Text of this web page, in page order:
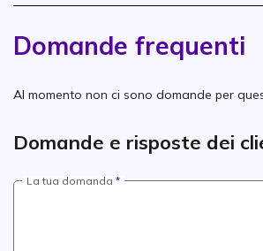
Domande frequenti
Al momento non ci sono domande per
Domande e risposte dei
La tua domanda